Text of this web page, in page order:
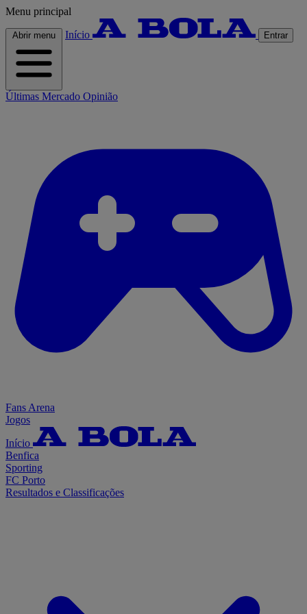
Menu principal
Abrir menu Início Entrar
Últimas Mercado Opinião
Fans Arena
Jogos
Início
Benfica
Sporting
FC Porto
Resultados e Classificações